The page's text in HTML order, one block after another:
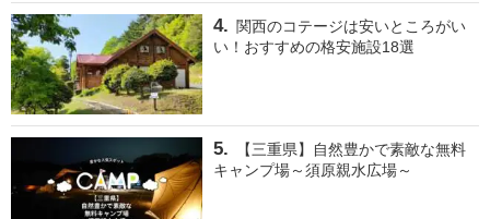
関西のコテージは安いところがい
い！おすすめの格安施設18選
【三重県】自然豊かで素敵な無料
キャンプ場～須原親水広場～